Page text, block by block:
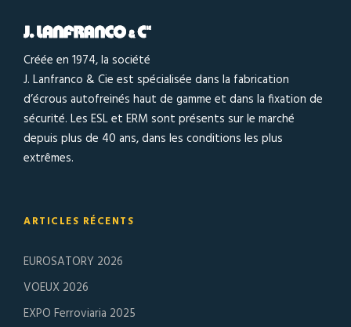
Créée en 1974, la société
J. Lanfranco & Cie est spécialisée dans la fabrication
d’écrous autofreinés haut de gamme et dans la fixation de
sécurité. Les ESL et ERM sont présents sur le marché
depuis plus de 40 ans, dans les conditions les plus
extrêmes.
ARTICLES RÉCENTS
EUROSATORY 2026
VOEUX 2026
EXPO Ferroviaria 2025